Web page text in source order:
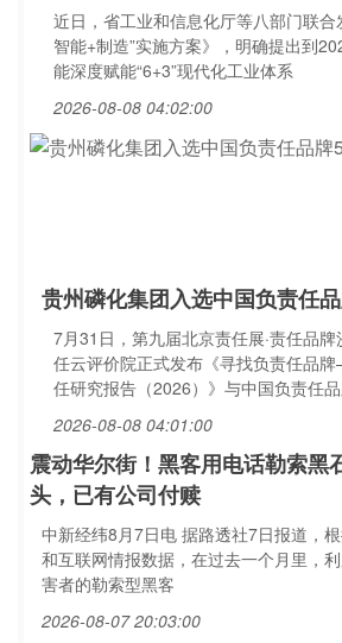
近日，省工业和信息化厅等八部门联合
智能+制造”实施方案》，明确提出到
能深度赋能“6+3”现代化工业体系
2026-08-08 04:02:00
贵州磷化集团入选中国负责任
7月31日，第九届北京责任展·责任品
任云评价院正式发布《寻找负责任品
任研究报告（2026）》与中国负责任
2026-08-08 04:01:00
震动华尔街！黑客用电话勒索黑
头，已有公司付赎
中新经纬8月7日电 据路透社7日报道，
和互联网情报数据，在过去一个月里，
害者的勒索型黑客
2026-08-07 20:03:00